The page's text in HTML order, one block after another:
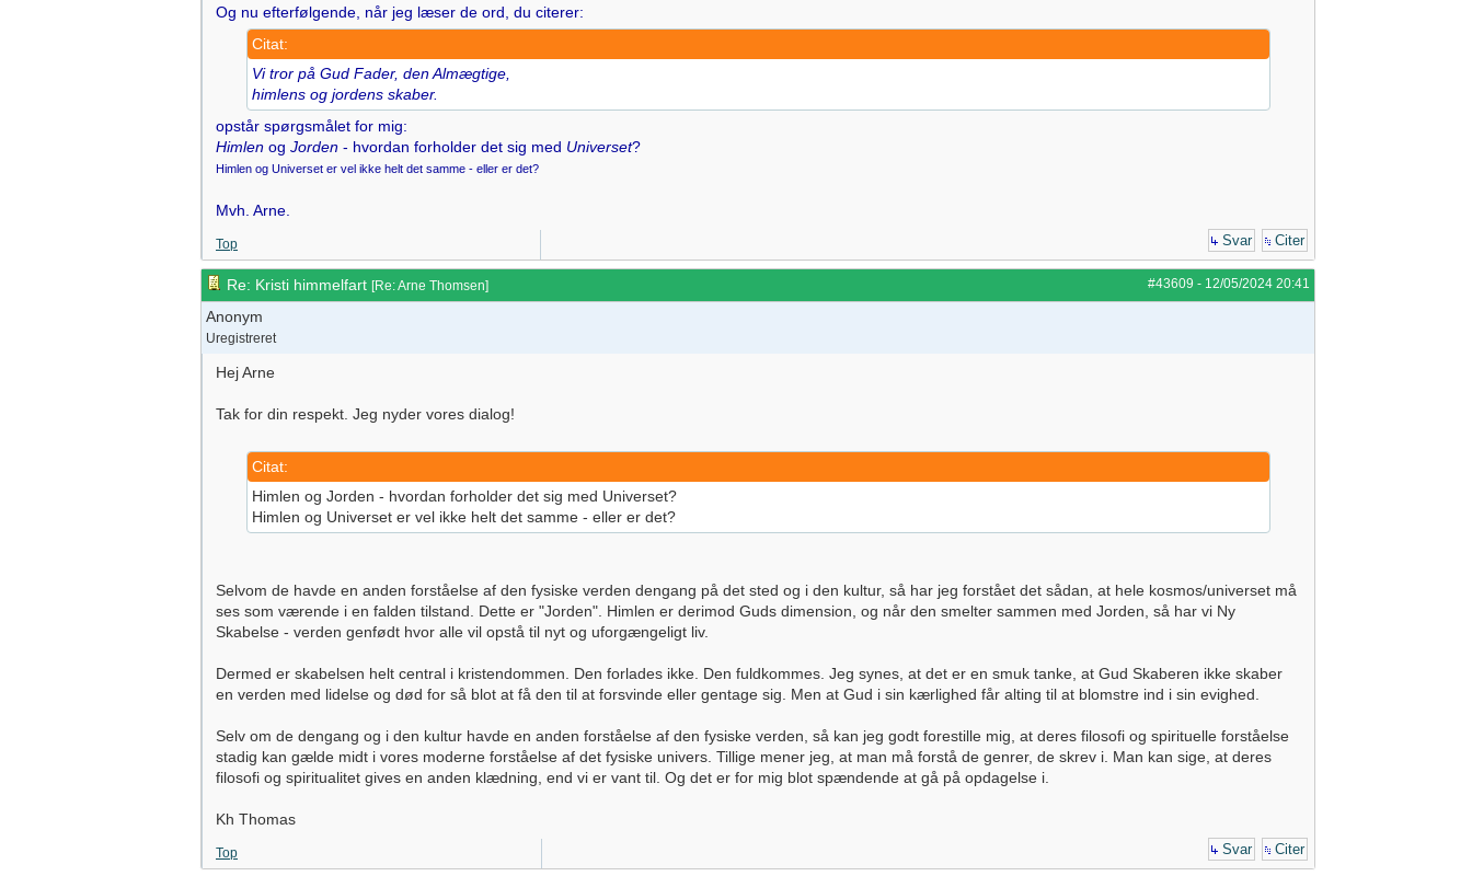
Og nu efterfølgende, når jeg læser de ord, du citerer:
Citat:
Vi tror på Gud Fader, den Almægtige,
himlens og jordens skaber.
opstår spørgsmålet for mig:
Himlen og Jorden - hvordan forholder det sig med Universet?
Himlen og Universet er vel ikke helt det samme - eller er det?
Mvh. Arne.
Top Svar Citer
#43609 - 12/05/2024 20:41
Re: Kristi himmelfart [Re: Arne Thomsen]
Anonym
Uregistreret
Hej Arne
Tak for din respekt. Jeg nyder vores dialog!
Citat:
Himlen og Jorden - hvordan forholder det sig med Universet?
Himlen og Universet er vel ikke helt det samme - eller er det?
Selvom de havde en anden forståelse af den fysiske verden dengang på det sted og i den kultur, så har jeg forstået det sådan, at hele kosmos/universet må
ses som værende i en falden tilstand. Dette er "Jorden". Himlen er derimod Guds dimension, og når den smelter sammen med Jorden, så har vi Ny
Skabelse - verden genfødt hvor alle vil opstå til nyt og uforgængeligt liv.
Dermed er skabelsen helt central i kristendommen. Den forlades ikke. Den fuldkommes. Jeg synes, at det er en smuk tanke, at Gud Skaberen ikke skaber
en verden med lidelse og død for så blot at få den til at forsvinde eller gentage sig. Men at Gud i sin kærlighed får alting til at blomstre ind i sin evighed.
Selv om de dengang og i den kultur havde en anden forståelse af den fysiske verden, så kan jeg godt forestille mig, at deres filosofi og spirituelle forståelse
stadig kan gælde midt i vores moderne forståelse af det fysiske univers. Tillige mener jeg, at man må forstå de genrer, de skrev i. Man kan sige, at deres
filosofi og spiritualitet gives en anden klædning, end vi er vant til. Og det er for mig blot spændende at gå på opdagelse i.
Kh Thomas
Top Svar Citer